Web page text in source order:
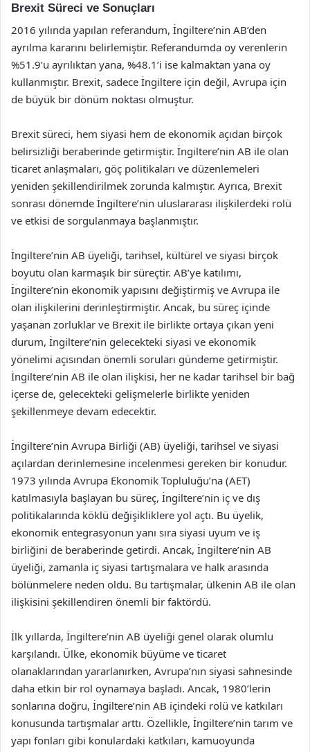
Brexit Süreci ve Sonuçları
2016 yılında yapılan referandum, İngiltere’nin AB’den
ayrılma kararını belirlemiştir. Referandumda oy verenlerin
%51.9’u ayrılıktan yana, %48.1’i ise kalmaktan yana oy
kullanmıştır. Brexit, sadece İngiltere için değil, Avrupa için
de büyük bir dönüm noktası olmuştur.
Brexit süreci, hem siyasi hem de ekonomik açıdan birçok
belirsizliği beraberinde getirmiştir. İngiltere’nin AB ile olan
ticaret anlaşmaları, göç politikaları ve düzenlemeleri
yeniden şekillendirilmek zorunda kalmıştır. Ayrıca, Brexit
sonrası dönemde İngiltere’nin uluslararası ilişkilerdeki rolü
ve etkisi de sorgulanmaya başlanmıştır.
İngiltere’nin AB üyeliği, tarihsel, kültürel ve siyasi birçok
boyutu olan karmaşık bir süreçtir. AB’ye katılımı,
İngiltere’nin ekonomik yapısını değiştirmiş ve Avrupa ile
olan ilişkilerini derinleştirmiştir. Ancak, bu süreç içinde
yaşanan zorluklar ve Brexit ile birlikte ortaya çıkan yeni
durum, İngiltere’nin gelecekteki siyasi ve ekonomik
yönelimi açısından önemli soruları gündeme getirmiştir.
İngiltere’nin AB ile olan ilişkisi, her ne kadar tarihsel bir bağ
içerse de, gelecekteki gelişmelerle birlikte yeniden
şekillenmeye devam edecektir.
İngiltere’nin Avrupa Birliği (AB) üyeliği, tarihsel ve siyasi
açılardan derinlemesine incelenmesi gereken bir konudur.
1973 yılında Avrupa Ekonomik Topluluğu’na (AET)
katılmasıyla başlayan bu süreç, İngiltere’nin iç ve dış
politikalarında köklü değişikliklere yol açtı. Bu üyelik,
ekonomik entegrasyonun yanı sıra siyasi uyum ve iş
birliğini de beraberinde getirdi. Ancak, İngiltere’nin AB
üyeliği, zamanla iç siyasi tartışmalara ve halk arasında
bölünmelere neden oldu. Bu tartışmalar, ülkenin AB ile olan
ilişkisini şekillendiren önemli bir faktördü.
İlk yıllarda, İngiltere’nin AB üyeliği genel olarak olumlu
karşılandı. Ülke, ekonomik büyüme ve ticaret
olanaklarından yararlanırken, Avrupa’nın siyasi sahnesinde
daha etkin bir rol oynamaya başladı. Ancak, 1980’lerin
sonlarına doğru, İngiltere’nin AB içindeki rolü ve katkıları
konusunda tartışmalar arttı. Özellikle, İngiltere’nin tarım ve
yapı fonları gibi konulardaki katkıları, kamuoyunda